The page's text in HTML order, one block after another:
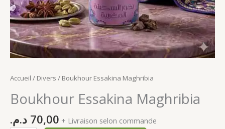
Accueil / Divers / Boukhour Essakina Maghribia
Boukhour Essakina Maghribia
70,00 د.م.
+ Livraison selon commande